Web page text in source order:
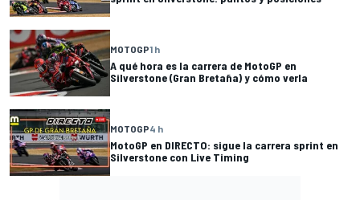
MOTOGP1 h
A qué hora es la carrera de MotoGP en
Silverstone (Gran Bretaña) y cómo verla
MOTOGP4 h
MotoGP en DIRECTO: sigue la carrera sprint en
Silverstone con Live Timing